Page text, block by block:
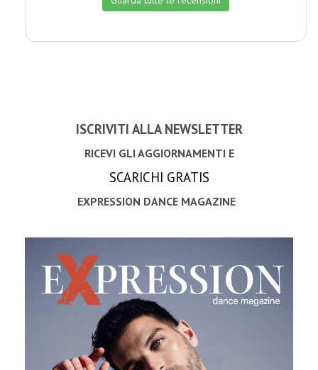
ISCRIVITI ALLA NEWSLETTER
RICEVI GLI AGGIORNAMENTI E
SCARICHI GRATIS
EXPRESSION DANCE MAGAZINE